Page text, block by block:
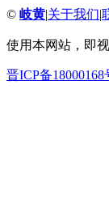
© 岐黄|关于我们|
使用本网站，即
晋ICP备18000168